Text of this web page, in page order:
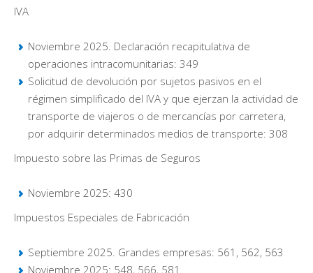
IVA
Noviembre 2025. Declaración recapitulativa de
operaciones intracomunitarias: 349
Solicitud de devolución por sujetos pasivos en el
régimen simplificado del IVA y que ejerzan la actividad de
transporte de viajeros o de mercancías por carretera,
por adquirir determinados medios de transporte: 308
Impuesto sobre las Primas de Seguros
Noviembre 2025: 430
Impuestos Especiales de Fabricación
Septiembre 2025. Grandes empresas: 561, 562, 563
Noviembre 2025: 548, 566, 581